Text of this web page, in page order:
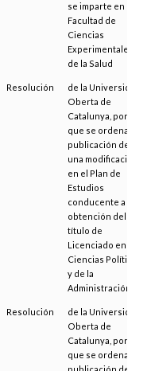
se imparte en la
Facultad de
Ciencias
Experimentales y
de la Salud
Resolución
de la Universidad
Oberta de
Catalunya, por la
que se ordena la
publicación de
una modificación
en el Plan de
Estudios
conducente a la
obtención del
título de
Licenciado en
Ciencias Políticas
y de la
Administración
Resolución
de la Universidad
Oberta de
Catalunya, por la
que se ordena la